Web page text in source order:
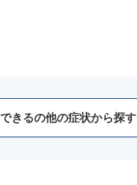
きるの他の症状から探す